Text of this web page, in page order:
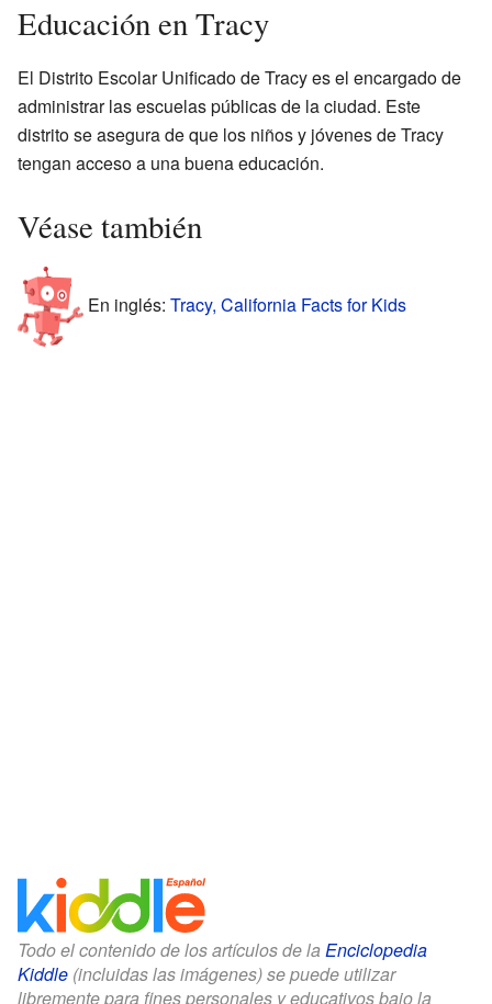
Educación en Tracy
El Distrito Escolar Unificado de Tracy es el encargado de
administrar las escuelas públicas de la ciudad. Este
distrito se asegura de que los niños y jóvenes de Tracy
tengan acceso a una buena educación.
Véase también
En inglés: Tracy, California Facts for Kids
Todo el contenido de los artículos de la Enciclopedia
Kiddle (incluidas las imágenes) se puede utilizar
libremente para fines personales y educativos bajo la